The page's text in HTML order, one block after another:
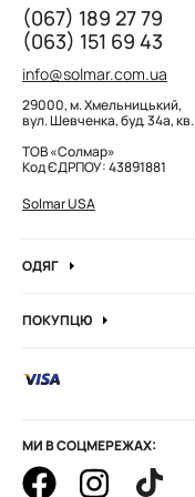
(067) 189 27 79
(063) 151 69 43
info@solmar.com.ua
29000, м. Хмельницький,
вул. Шевченка, буд. 34а,
ТОВ «Солмар»
Код ЄДРПОУ: 43891881
Solmar USA
ОДЯГ
Кофти та джемпера
Боді
Штани
Худі та штани
ПОКУПЦЮ
Вакансії компанії
Оптові замовлення
Корпоративні замовлення
МИ В СОЦМЕРЕЖАХ: